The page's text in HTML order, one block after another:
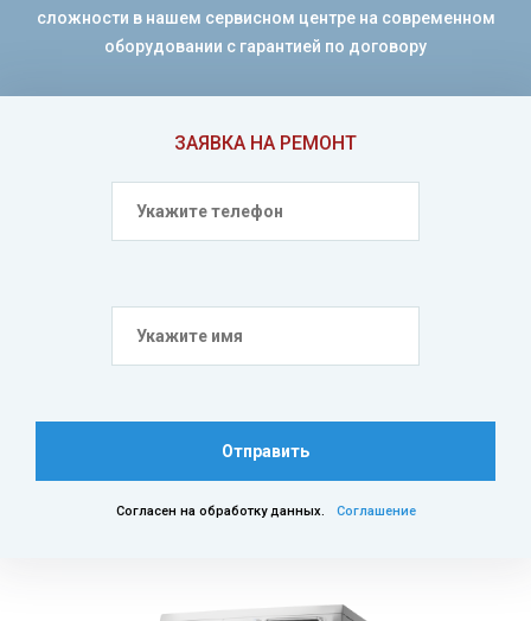
ЗАЯВКА НА РЕМОНТ
Отправить
Согласен на обработку данных. Соглашение
сложности в нашем сервисном центре на современном
оборудовании с гарантией по договору